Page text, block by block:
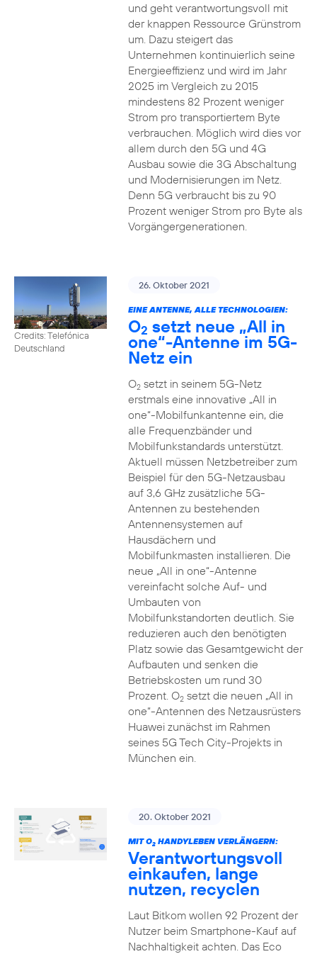
und geht verantwortungsvoll mit
der knappen Ressource Grünstrom
um. Dazu steigert das
Unternehmen kontinuierlich seine
Energieeffizienz und wird im Jahr
2025 im Vergleich zu 2015
mindestens 82 Prozent weniger
Strom pro transportiertem Byte
verbrauchen. Möglich wird dies vor
allem durch den 5G und 4G
Ausbau sowie die 3G Abschaltung
und Modernisierungen im Netz.
Denn 5G verbraucht bis zu 90
Prozent weniger Strom pro Byte als
Vorgängergenerationen.
Credits: Telefónica
Deutschland
26. Oktober 2021
EINE ANTENNE, ALLE TECHNOLOGIEN:
O2 setzt neue „All in
one“-Antenne im 5G-
Netz ein
O2setzt in seinem 5G-Netz
erstmals eine innovative „All in
one“-Mobilfunkantenne ein, die
alle Frequenzbänder und
Mobilfunkstandards unterstützt.
Aktuell müssen Netzbetreiber zum
Beispiel für den 5G-Netzausbau
auf 3,6 GHz zusätzliche 5G-
Antennen zu bestehenden
Antennensystemen auf
Hausdächern und
Mobilfunkmasten installieren. Die
neue „All in one“-Antenne
vereinfacht solche Auf- und
Umbauten von
Mobilfunkstandorten deutlich. Sie
reduzieren auch den benötigten
Platz sowie das Gesamtgewicht der
Aufbauten und senken die
Betriebskosten um rund 30
Prozent. O2setzt die neuen „All in
one“-Antennen des Netzausrüsters
Huawei zunächst im Rahmen
seines 5G Tech City-Projekts in
München ein.
20. Oktober 2021
MIT O2HANDYLEBEN VERLÄNGERN:
Verantwortungsvoll
einkaufen, lange
nutzen, recyclen
Laut Bitkom wollen 92 Prozent der
Nutzer beim Smartphone-Kauf auf
Nachhaltigkeit achten. Das Eco